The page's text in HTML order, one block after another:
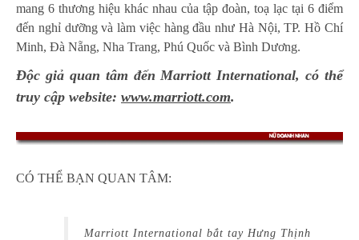
mang 6 thương hiệu khác nhau của tập đoàn, toạ lạc tại 6 điểm
đến nghỉ dưỡng và làm việc hàng đầu như Hà Nội, TP. Hồ Chí
Minh, Đà Nẵng, Nha Trang, Phú Quốc và Bình Dương.
Độc giả quan tâm đến Marriott International, có thể
truy cập website: www.marriott.com.
CÓ THỂ BẠN QUAN TÂM:
Marriott International bắt tay Hưng Thịnh